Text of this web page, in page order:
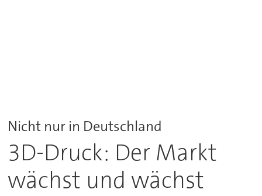
Nicht nur in Deutschland
3D-Druck: Der Markt
wächst und wächst